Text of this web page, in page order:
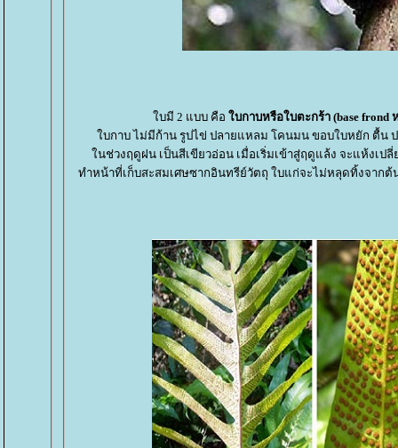
บมี 2 แบบ คือ บกาบหรือใบตะกร้า (base frond ห
บกาบ ไม่มีก้าน รูปไข่ ปลายแหลม โคนมน ขอบใบหยัก ตื้น
นช่วงฤดูฝน เป็นสีเขียวอ่อน เมื่อเริ่มเข้าสู่ฤดูแล้ง จะแห้งเป
ทำหน้าที่เก็บสะสมเศษซากอินทรีย์วัตถุ ใบแก่จะไม่หลุดทิ้งจาก